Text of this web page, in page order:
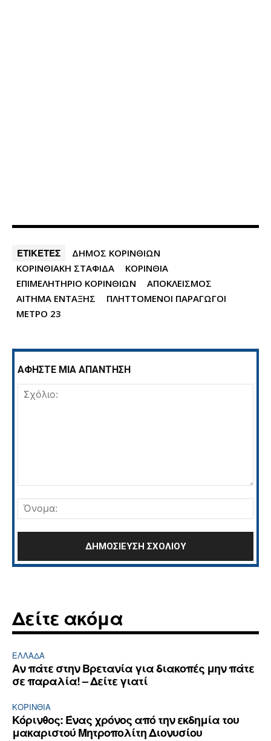
ΕΤΙΚΕΤΕΣ
ΔΗΜΟΣ ΚΟΡΙΝΘΙΩΝ
ΚΟΡΙΝΘΙΑΚΗ ΣΤΑΦΙΔΑ
ΚΟΡΙΝΘΙΑ
ΕΠΙΜΕΛΗΤΗΡΙΟ ΚΟΡΙΝΘΙΩΝ
ΑΠΟΚΛΕΙΣΜΟΣ
ΑΙΤΗΜΑ ΕΝΤΑΞΗΣ
ΠΛΗΤΤΟΜΕΝΟΙ ΠΑΡΑΓΩΓΟΙ
ΜΕΤΡΟ 23
ΑΦΗΣΤΕ ΜΙΑ ΑΠΑΝΤΗΣΗ
Δείτε ακόμα
ΕΛΛΆΔΑ
Αν πάτε στην Βρετανία για διακοπές μην πάτε
σε παραλία! – Δείτε γιατί
ΚΟΡΙΝΘΊΑ
Κόρινθος: Ένας χρόνος από την εκδημία του
μακαριστού Μητροπολίτη Διονυσίου